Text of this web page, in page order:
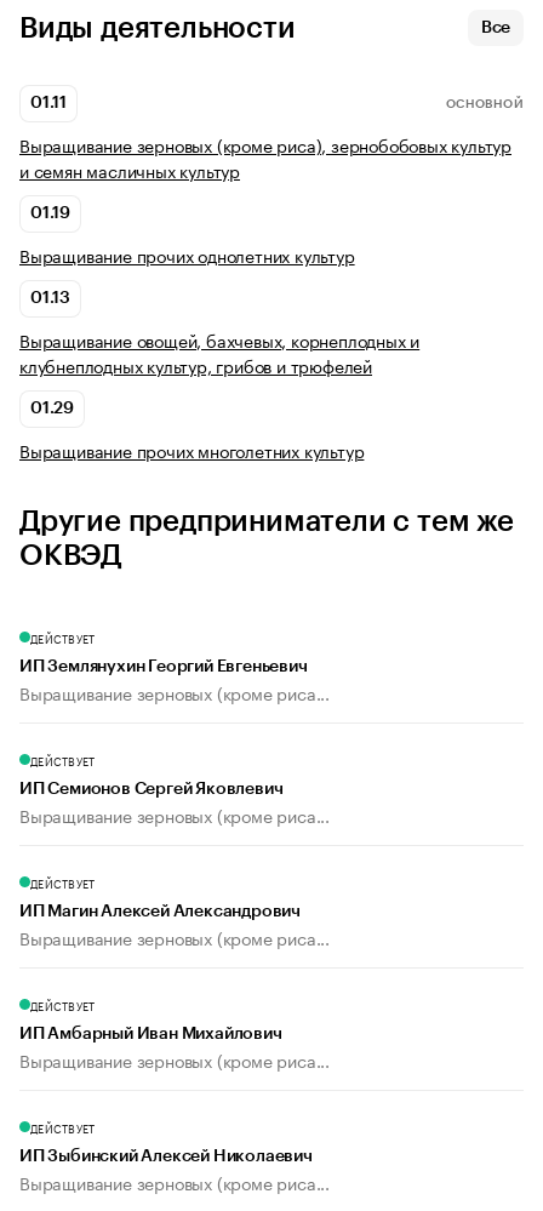
Виды деятельности Все
01.11 ОСНОВНОЙ
Выращивание зерновых (кроме риса), зернобобовых культур
и семян масличных культур
01.19
Выращивание прочих однолетних культур
01.13
Выращивание овощей, бахчевых, корнеплодных и
клубнеплодных культур, грибов и трюфелей
01.29
Выращивание прочих многолетних культур
Другие предприниматели с тем же
ОКВЭД
ДЕЙСТВУЕТ
ИП Землянухин Георгий Евгеньевич
Выращивание зерновых (кроме риса...
ДЕЙСТВУЕТ
ИП Семионов Сергей Яковлевич
Выращивание зерновых (кроме риса...
ДЕЙСТВУЕТ
ИП Магин Алексей Александрович
Выращивание зерновых (кроме риса...
ДЕЙСТВУЕТ
ИП Амбарный Иван Михайлович
Выращивание зерновых (кроме риса...
ДЕЙСТВУЕТ
ИП Зыбинский Алексей Николаевич
Выращивание зерновых (кроме риса...